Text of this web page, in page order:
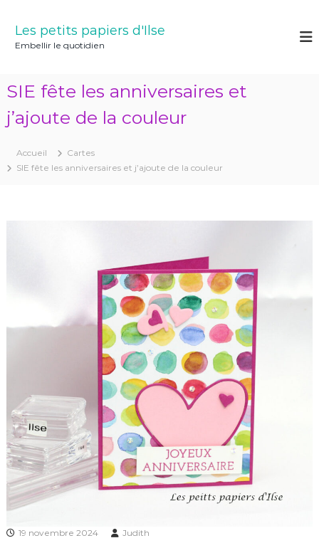
o
Les petits papiers d'Ilse
Embellir le quotidien
SIE fête les anniversaires et
j’ajoute de la couleur
Accueil
Cartes
SIE fête les anniversaires et j’ajoute de la couleur
19 novembre 2024 Judith